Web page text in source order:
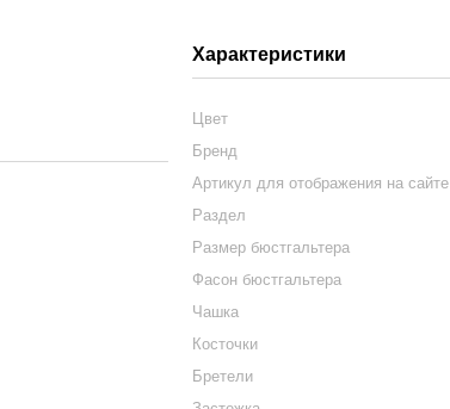
Характеристики
Цвет
Бренд
Артикул для отображения на сайте
Раздел
Размер бюстгальтера
Фасон бюстгальтера
Чашка
Косточки
Бретели